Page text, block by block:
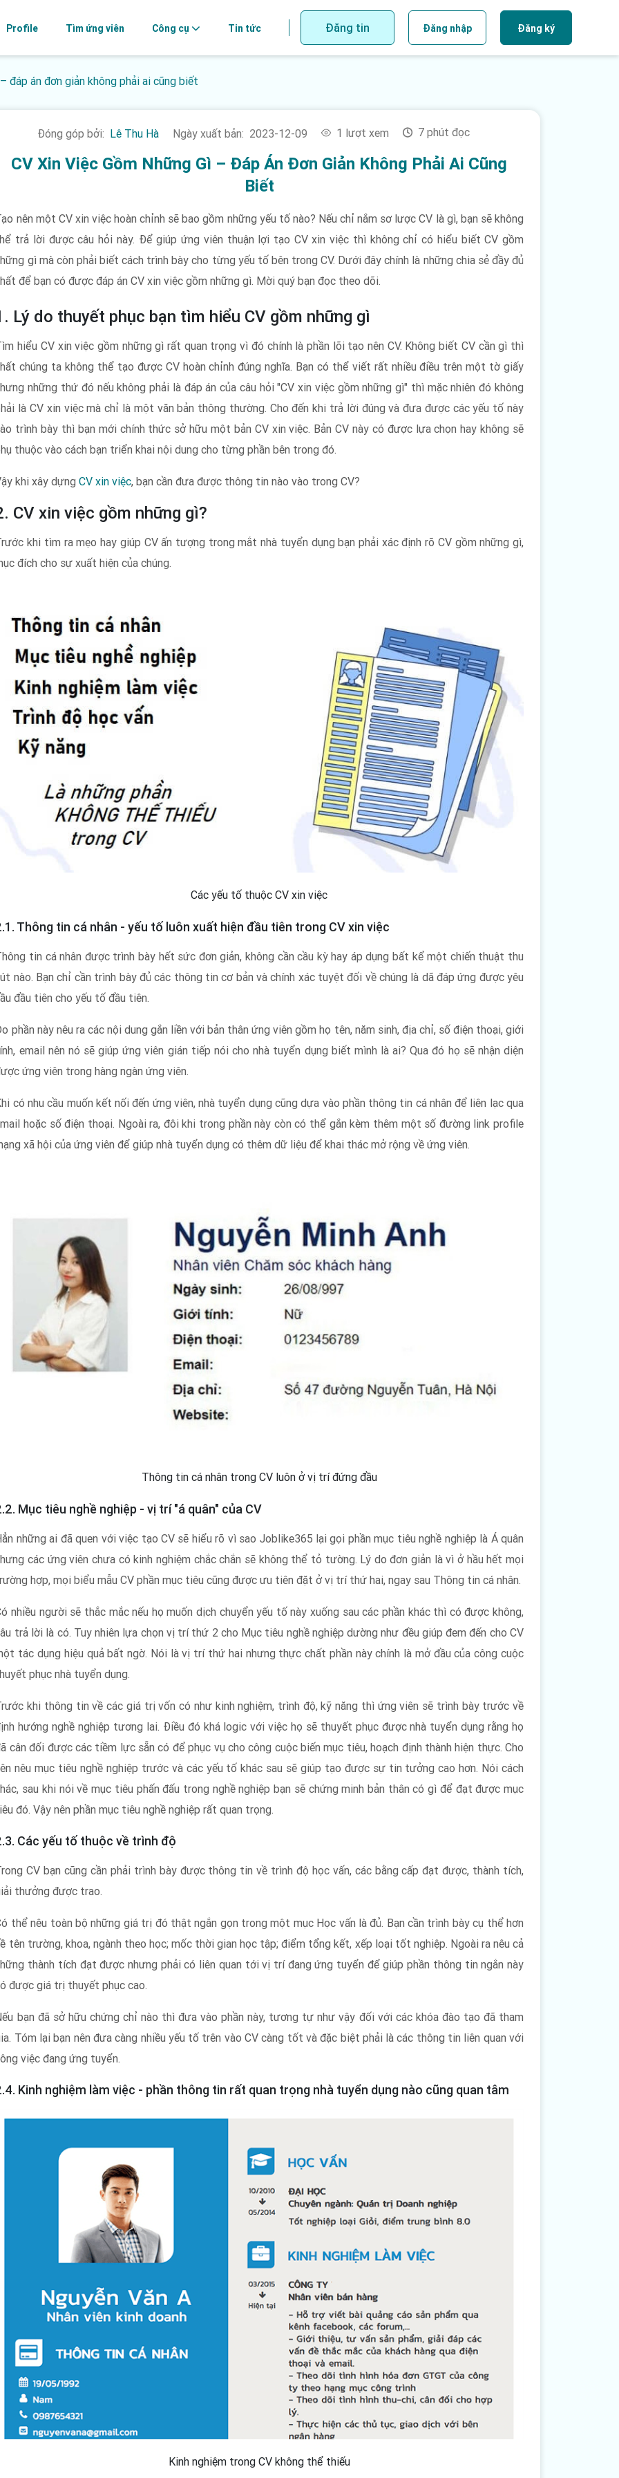
Profile Tìm ứng viên Công cụ Tin tức Đăng tin Đăng nhập Đăng ký
đáp án đơn giản không phải ai cũng biết
Đóng góp bởi: Lê Thu Hà Ngày xuất bản: 2023-12-09 1 lượt xem 7 phút đọc
CV Xin Việc Gồm Những Gì – Đáp Án Đơn Giản Không Phải Ai Cũng
Biết
nên một CV xin việc hoàn chỉnh sẽ bao gồm những yếu tố nào? Nếu chỉ nắm sơ lược CV là gì, bạn sẽ không
trả lời được câu hỏi này. Để giúp ứng viên thuận lợi tạo CV xin việc thì không chỉ có hiểu biết CV gồm
gì mà còn phải biết cách trình bày cho từng yếu tố bên trong CV. Dưới đây chính là những chia sẻ đầy đủ
để bạn có được đáp án CV xin việc gồm những gì. Mời quý bạn đọc theo dõi.
Lý do thuyết phục bạn tìm hiểu CV gồm những gì
hiểu CV xin việc gồm những gì rất quan trọng vì đó chính là phần lõi tạo nên CV. Không biết CV cần gì thì
chúng ta không thể tạo được CV hoàn chỉnh đúng nghĩa. Bạn có thể viết rất nhiều điều trên một tờ giấy
những thứ đó nếu không phải là đáp án của câu hỏi "CV xin việc gồm những gì" thì mặc nhiên đó không
là CV xin việc mà chỉ là một văn bản thông thường. Cho đến khi trả lời đúng và đưa được các yếu tố này
trình bày thì bạn mới chính thức sở hữu một bản CV xin việc. Bản CV này có được lựa chọn hay không sẽ
thuộc vào cách bạn triển khai nội dung cho từng phần bên trong đó.
khi xây dựngCV xin việc, bạn cần đưa được thông tin nào vào trong CV?
CV xin việc gồm những gì?
khi tìm ra mẹo hay giúp CV ấn tượng trong mắt nhà tuyển dụng bạn phải xác định rõ CV gồm những gì,
đích cho sự xuất hiện của chúng.
Các yếu tố thuộc CV xin việc
Thông tin cá nhân - yếu tố luôn xuất hiện đầu tiên trong CV xin việc
tin cá nhân được trình bày hết sức đơn giản, không cần cầu kỳ hay áp dụng bất kể một chiến thuật thu
nào. Bạn chỉ cần trình bày đủ các thông tin cơ bản và chính xác tuyệt đối về chúng là dã đáp ứng được yêu
đầu tiên cho yếu tố đầu tiên.
phần này nêu ra các nội dung gắn liền với bản thân ứng viên gồm họ tên, năm sinh, địa chỉ, số điện thoại, giới
email nên nó sẽ giúp ứng viên gián tiếp nói cho nhà tuyển dụng biết mình là ai? Qua đó họ sẽ nhận diện
ứng viên trong hàng ngàn ứng viên.
có nhu cầu muốn kết nối đến ứng viên, nhà tuyển dụng cũng dựa vào phần thông tin cá nhân để liên lạc qua
hoặc số điện thoại. Ngoài ra, đôi khi trong phần này còn có thể gắn kèm thêm một số đường link profile
xã hội của ứng viên để giúp nhà tuyển dụng có thêm dữ liệu để khai thác mở rộng về ứng viên.
Thông tin cá nhân trong CV luôn ở vị trí đứng đầu
Mục tiêu nghề nghiệp - vị trí "á quân" của CV
những ai đã quen với việc tạo CV sẽ hiểu rõ vì sao Joblike365 lại gọi phần mục tiêu nghề nghiệp là Á quân
các ứng viên chưa có kinh nghiệm chắc chắn sẽ không thể tỏ tường. Lý do đơn giản là vì ở hầu hết mọi
hợp, mọi biểu mẫu CV phần mục tiêu cũng được ưu tiên đặt ở vị trí thứ hai, ngay sau Thông tin cá nhân.
nhiều người sẽ thắc mắc nếu họ muốn dịch chuyển yếu tố này xuống sau các phần khác thì có được không,
trả lời là có. Tuy nhiên lựa chọn vị trí thứ 2 cho Mục tiêu nghề nghiệp dường như đều giúp đem đến cho CV
tác dụng hiệu quả bất ngờ. Nói là vị trí thứ hai nhưng thực chất phần này chính là mở đầu của công cuộc
phục nhà tuyển dụng.
khi thông tin về các giá trị vốn có như kinh nghiệm, trình độ, kỹ năng thì ứng viên sẽ trình bày trước về
hướng nghề nghiệp tương lai. Điều đó khá logic với việc họ sẽ thuyết phục được nhà tuyển dụng rằng họ
cân đối được các tiềm lực sẵn có để phục vụ cho công cuộc biến mục tiêu, hoạch định thành hiện thực. Cho
nêu mục tiêu nghề nghiệp trước và các yếu tố khác sau sẽ giúp tạo được sự tin tưởng cao hơn. Nói cách
sau khi nói về mục tiêu phấn đấu trong nghề nghiệp bạn sẽ chứng minh bản thân có gì để đạt được mục
đó. Vậy nên phần mục tiêu nghề nghiệp rất quan trọng.
Các yếu tố thuộc về trình độ
CV bạn cũng cần phải trình bày được thông tin về trình độ học vấn, các bằng cấp đạt được, thành tích,
thưởng được trao.
thể nêu toàn bộ những giá trị đó thật ngắn gọn trong một mục Học vấn là đủ. Bạn cần trình bày cụ thể hơn
tên trường, khoa, ngành theo học; mốc thời gian học tập; điểm tổng kết, xếp loại tốt nghiệp. Ngoài ra nêu cả
thành tích đạt được nhưng phải có liên quan tới vị trí đang ứng tuyển để giúp phần thông tin ngắn này
được giá trị thuyết phục cao.
bạn đã sở hữu chứng chỉ nào thì đưa vào phần này, tương tự như vậy đối với các khóa đào tạo đã tham
Tóm lại bạn nên đưa càng nhiều yếu tố trên vào CV càng tốt và đặc biệt phải là các thông tin liên quan với
việc đang ứng tuyển.
Kinh nghiệm làm việc - phần thông tin rất quan trọng nhà tuyển dụng nào cũng quan tâm
Kinh nghiệm trong CV không thể thiếu